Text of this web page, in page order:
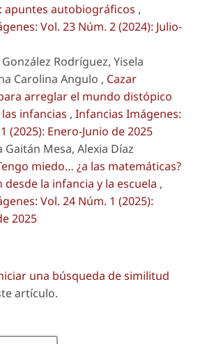
apuntes autobiográficos ,
Vol. 23 Núm. 2 (2024): Julio-
Rodríguez, Yisela
Carolina Angulo , Cazar
arreglar el mundo distópico
infancias , Infancias Imágenes:
(2025): Enero-Junio de 2025
Gaitán Mesa, Alexia Díaz
miedo… ¿a las matemáticas?
la infancia y la escuela ,
Vol. 24 Núm. 1 (2025):
2025
una búsqueda de similitud
artículo.